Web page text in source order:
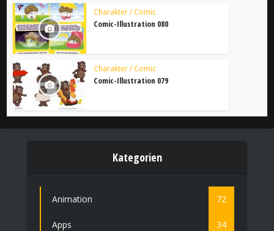
Charakter / Comic
Comic-Illustration 080
Charakter / Comic
Comic-Illustration 079
Kategorien
Animation 72
Apps 34